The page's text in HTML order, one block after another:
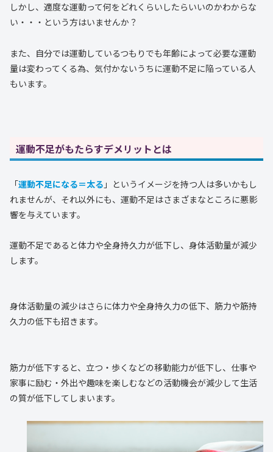
しかし、適度な運動って何をどれくらいしたらいいのかわからな
い・・・という方はいませんか？
また、自分では運動しているつもりでも年齢によって必要な運動
量は変わってくる為、気付かないうちに運動不足に陥っている人
もいます。
運動不足がもたらすデメリットとは
「運動不足になる＝太る 」というイメージを持つ人は多いかもし
れませんが、それ以外にも、運動不足はさまざまなところに悪影
響を与えています。
運動不足であると体力や全身持久力が低下し、身体活動量が減少
します。
身体活動量の減少はさらに体力や全身持久力の低下、筋力や筋持
久力の低下も招きます。
筋力が低下すると、立つ・歩くなどの移動能力が低下し、仕事や
家事に励む・外出や趣味を楽しむなどの活動機会が減少して生活
の質が低下してしまいます。